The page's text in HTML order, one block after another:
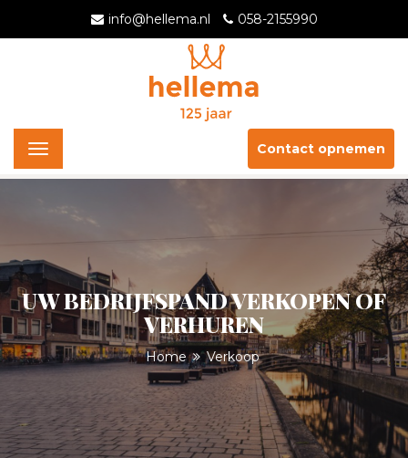
info@hellema.nl 058-2155990
Contact opnemen
Toggle
navigation
UW BEDRIJFSPAND VERKOPEN OF
VERHUREN
Home Verkoop